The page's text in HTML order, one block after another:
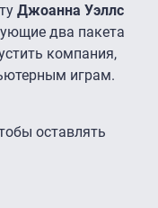
Джоанна Уэллс
два пакета
компания,
играм.
оставлять